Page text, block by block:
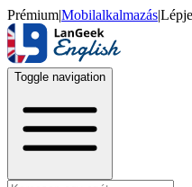
Prémium|Mobilalkalmazás|
Toggle navigation